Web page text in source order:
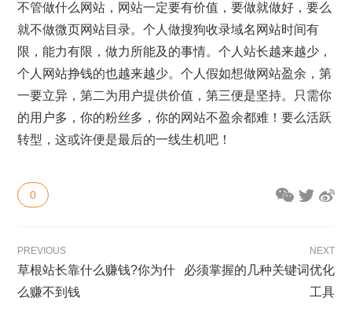
不管做什么网站，网站一定要有价值，要做就做好，要么
就不做微页网站目录。个人做搜狗收录域名网站时间有
限，能力有限，做力所能及的事情。个人站长越来越少，
个人网站挣钱的也越来越少。个人假如想做网站盈余，第
一要立异，第二为用户提供价值，第三便是坚持。只需你
的用户多，你的粉丝多，你的网站不盈余都难！要么活跃
转型，这或许便是最后的一线生机吧！
0
PREVIOUS
草根站长靠什么赚钱?你为什
么赚不到钱
NEXT
必须掌握的几种关键词优化
工具